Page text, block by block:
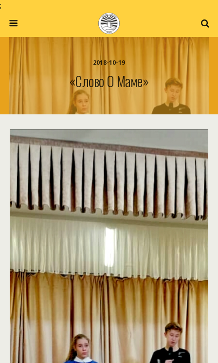
;
2018-10-19
«Слово О Маме»